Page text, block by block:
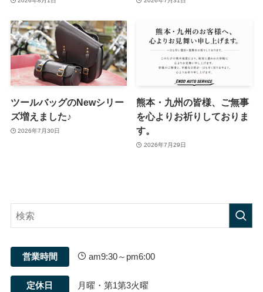
ツールバッグのNewシリー
ズ増えました♪
2026年7月30日
熊本・九州の皆様、ご無事
を心よりお祈りしておりま
す。
2026年7月29日
営業時間 am9:30～pm6:00
定休日 月曜・第1第3火曜